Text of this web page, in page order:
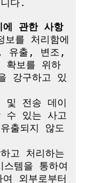
다.
에 관한 사항
를 처리함에
유출, 변조,
확보를 위하
강구하고 있
및 전송 데이
수 있는 사고
출되지 않도
고 처리하는
스템을 통하여
외부로부터